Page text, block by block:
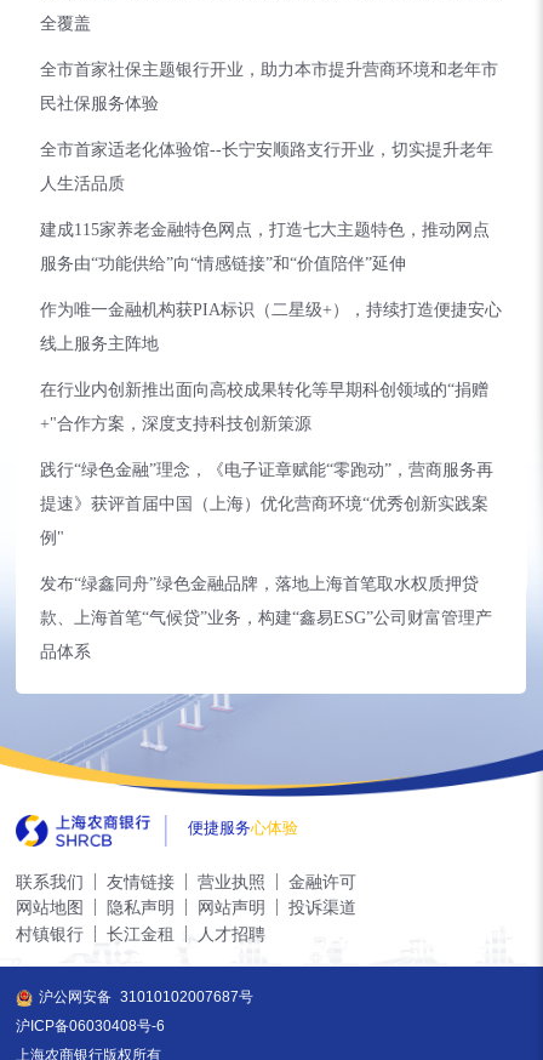
全覆盖
全市首家社保主题银行开业，助力本市提升营商环境和老年市
民社保服务体验
全市首家适老化体验馆--长宁安顺路支行开业，切实提升老年
人生活品质
建成115家养老金融特色网点，打造七大主题特色，推动网点
服务由“功能供给”向“情感链接”和“价值陪伴”延伸
作为唯一金融机构获PIA标识（二星级+），持续打造便捷安心
线上服务主阵地
在行业内创新推出面向高校成果转化等早期科创领域的“捐赠
+"合作方案，深度支持科技创新策源
践行“绿色金融”理念，《电子证章赋能“零跑动”，营商服务再
提速》获评首届中国（上海）优化营商环境“优秀创新实践案
例"
发布“绿鑫同舟”绿色金融品牌，落地上海首笔取水权质押贷
款、上海首笔“气候贷”业务，构建“鑫易ESG”公司财富管理产
品体系
便捷服务心体验
联系我们 友情链接 营业执照
金融许可
网站地图
隐私声明 网站声明
投诉渠道
村镇银行
长江金租 人才招聘
沪公网安备 31010102007687号
沪ICP备06030408号-6
上海农商银行版权所有